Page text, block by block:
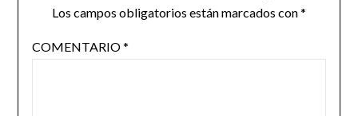
Los campos obligatorios están marcados con*
COMENTARIO*